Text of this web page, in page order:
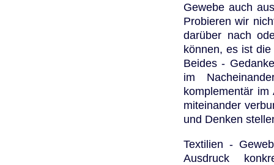
Gewebe auch
Probieren wir
darüber nach
können, es ist
Beides -
im
komplementär
miteinander
und Denken
Textilien -
Ausdruck